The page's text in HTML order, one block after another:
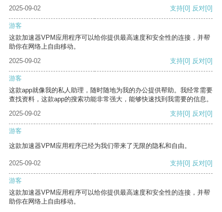
2025-09-02
支持[0] 反对[0]
游客
这款加速器VPM应用程序可以给你提供最高速度和安全性的连接，并帮
助你在网络上自由移动。
2025-09-02
支持[0] 反对[0]
游客
这款app就像我的私人助理，随时随地为我的办公提供帮助。我经常需要
查找资料，这款app的搜索功能非常强大，能够快速找到我需要的信息。
2025-09-02
支持[0] 反对[0]
游客
这款加速器VPM应用程序已经为我们带来了无限的隐私和自由。
2025-09-02 支持[0] 反对[0]
游客
这款加速器VPM应用程序可以给你提供最高速度和安全性的连接，并帮
助你在网络上自由移动。